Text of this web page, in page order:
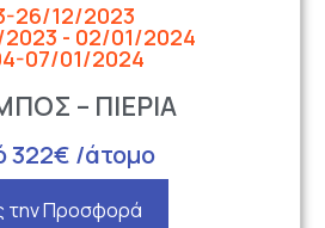
26/12/2023
2023 - 02/01/2024
07/01/2024
– ΠΙΕΡΙΑ
322€ /άτομο
την Προσφορά